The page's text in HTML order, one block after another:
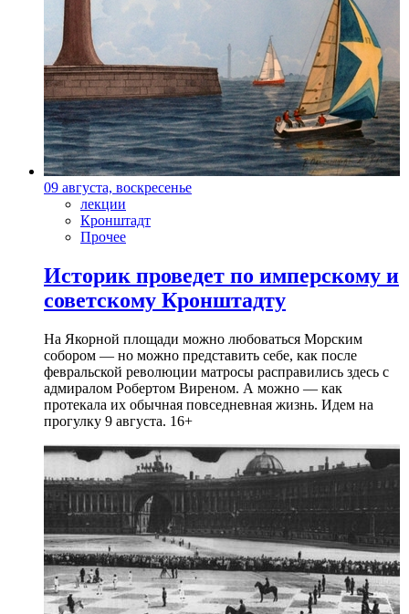
09 августа, воскресенье
лекции
Кронштадт
Прочее
Историк проведет по имперскому и
советскому Кронштадту
На Якорной площади можно любоваться Морским
собором — но можно представить себе, как после
февральской революции матросы расправились здесь с
адмиралом Робертом Виреном. А можно — как
протекала их обычная повседневная жизнь. Идем на
прогулку 9 августа. 16+